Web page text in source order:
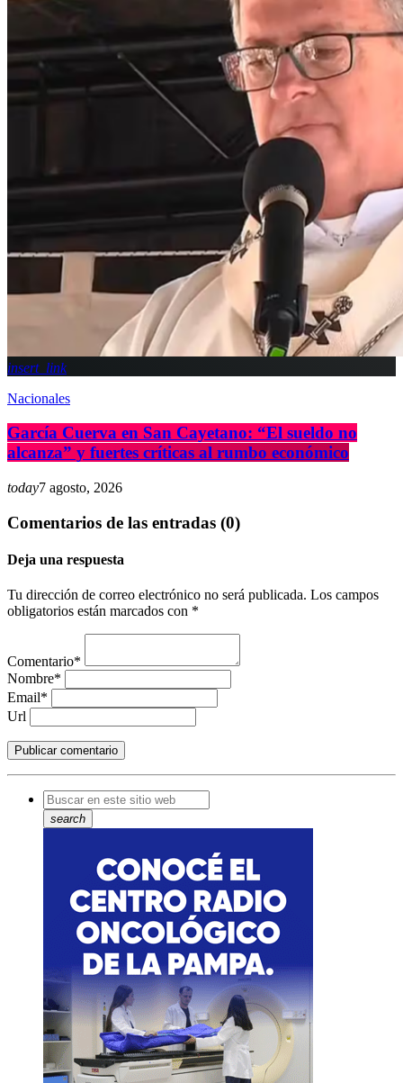
insert_link
Nacionales
García Cuerva en San Cayetano: “El sueldo no
alcanza” y fuertes críticas al rumbo económico
today7 agosto, 2026
Comentarios de las entradas (0)
Deja una respuesta
Tu dirección de correo electrónico no será publicada. Los campos
obligatorios están marcados con *
Comentario*
Nombre*
Email*
Url
search